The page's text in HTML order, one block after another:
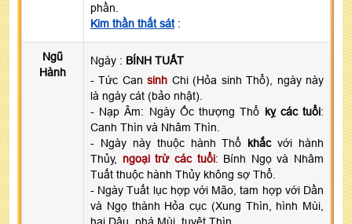
phần.
Kim thần thất sát:
Ngũ
Hành
Ngày : BÍNH TUẤT
- Tức Cansinh Chi (Hỏa sinh Thổ), ngày này
là ngày cát (bảo nhật).
- Nạp Âm: Ngày Ốc thượng Thổ kỵ các tuổi:
Canh Thìn và Nhâm Thìn.
- Ngày này thuộc hành Thổ khắcvới hành
Thủy, ngoại trừ các tuổi: Bính Ngọ và Nhâm
Tuất thuộc hành Thủy không sợ Thổ.
- Ngày Tuất lục hợp với Mão, tam hợp với Dần
và Ngọ thành Hỏa cục (Xung Thìn, hình Mùi,